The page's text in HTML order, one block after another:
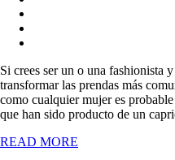
Si crees ser un o una fashionista
transformar las prendas más
como cualquier mujer es
que han sido producto de un
READ MORE